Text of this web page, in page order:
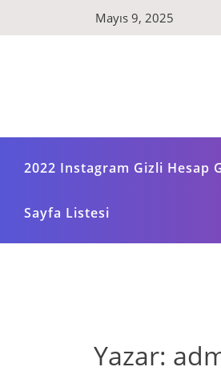
Mayıs 9, 2025
2022 Instagram Gizli Hesap
Sayfa Listesi
Yazar: